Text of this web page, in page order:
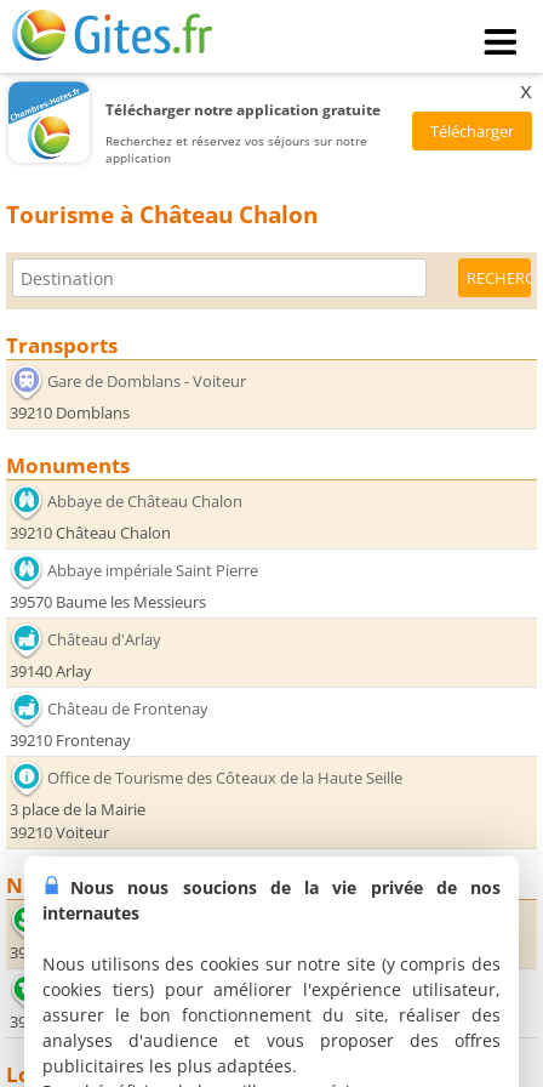
Télécharger notre application gratuite
Recherchez et réservez vos séjours sur notre
application
x
Tourisme à Château Chalon
Transports
Gare de Domblans - Voiteur
39210 Domblans
Monuments
Abbaye de Château Chalon
39210 Château Chalon
Abbaye impériale Saint Pierre
39570 Baume les Messieurs
Château d'Arlay
39140 Arlay
Château de Frontenay
39210 Frontenay
Office de Tourisme des Côteaux de la Haute Seille
3 place de la Mairie
39210 Voiteur
Nature
Reculée de Baume
39210 Baume-les-Messieurs
Cascade des Tufs
39210 Baume-les-Messieurs
Loisirs
Nous nous soucions de la vie privée de nos
internautes
Nous utilisons des cookies sur notre site (y compris des
cookies tiers) pour améliorer l'expérience utilisateur,
assurer le bon fonctionnement du site, réaliser des
analyses d'audience et vous proposer des offres
publicitaires les plus adaptées.